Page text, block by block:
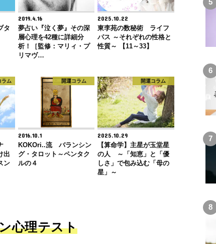
タ
2019.4.16
夢占い『泣く夢』その深
層心理を42種に詳細分
析！［監修：マリィ・プ
リマヴ…
2025.10.22
東李苑の数秘術 ライフ
パス ～それぞれの性格と
性質～ 【11～33】
ラム
出
ン
開運コラム
2016.10.1
KOKOri..流 バランシン
グ・タロット～ペンタク
ルの４
開運コラム
2025.10.29
【算命学】主星が玉堂星
の人 ～「知恵」と「優
しさ」で包み込む「母の
星」～
心理テスト